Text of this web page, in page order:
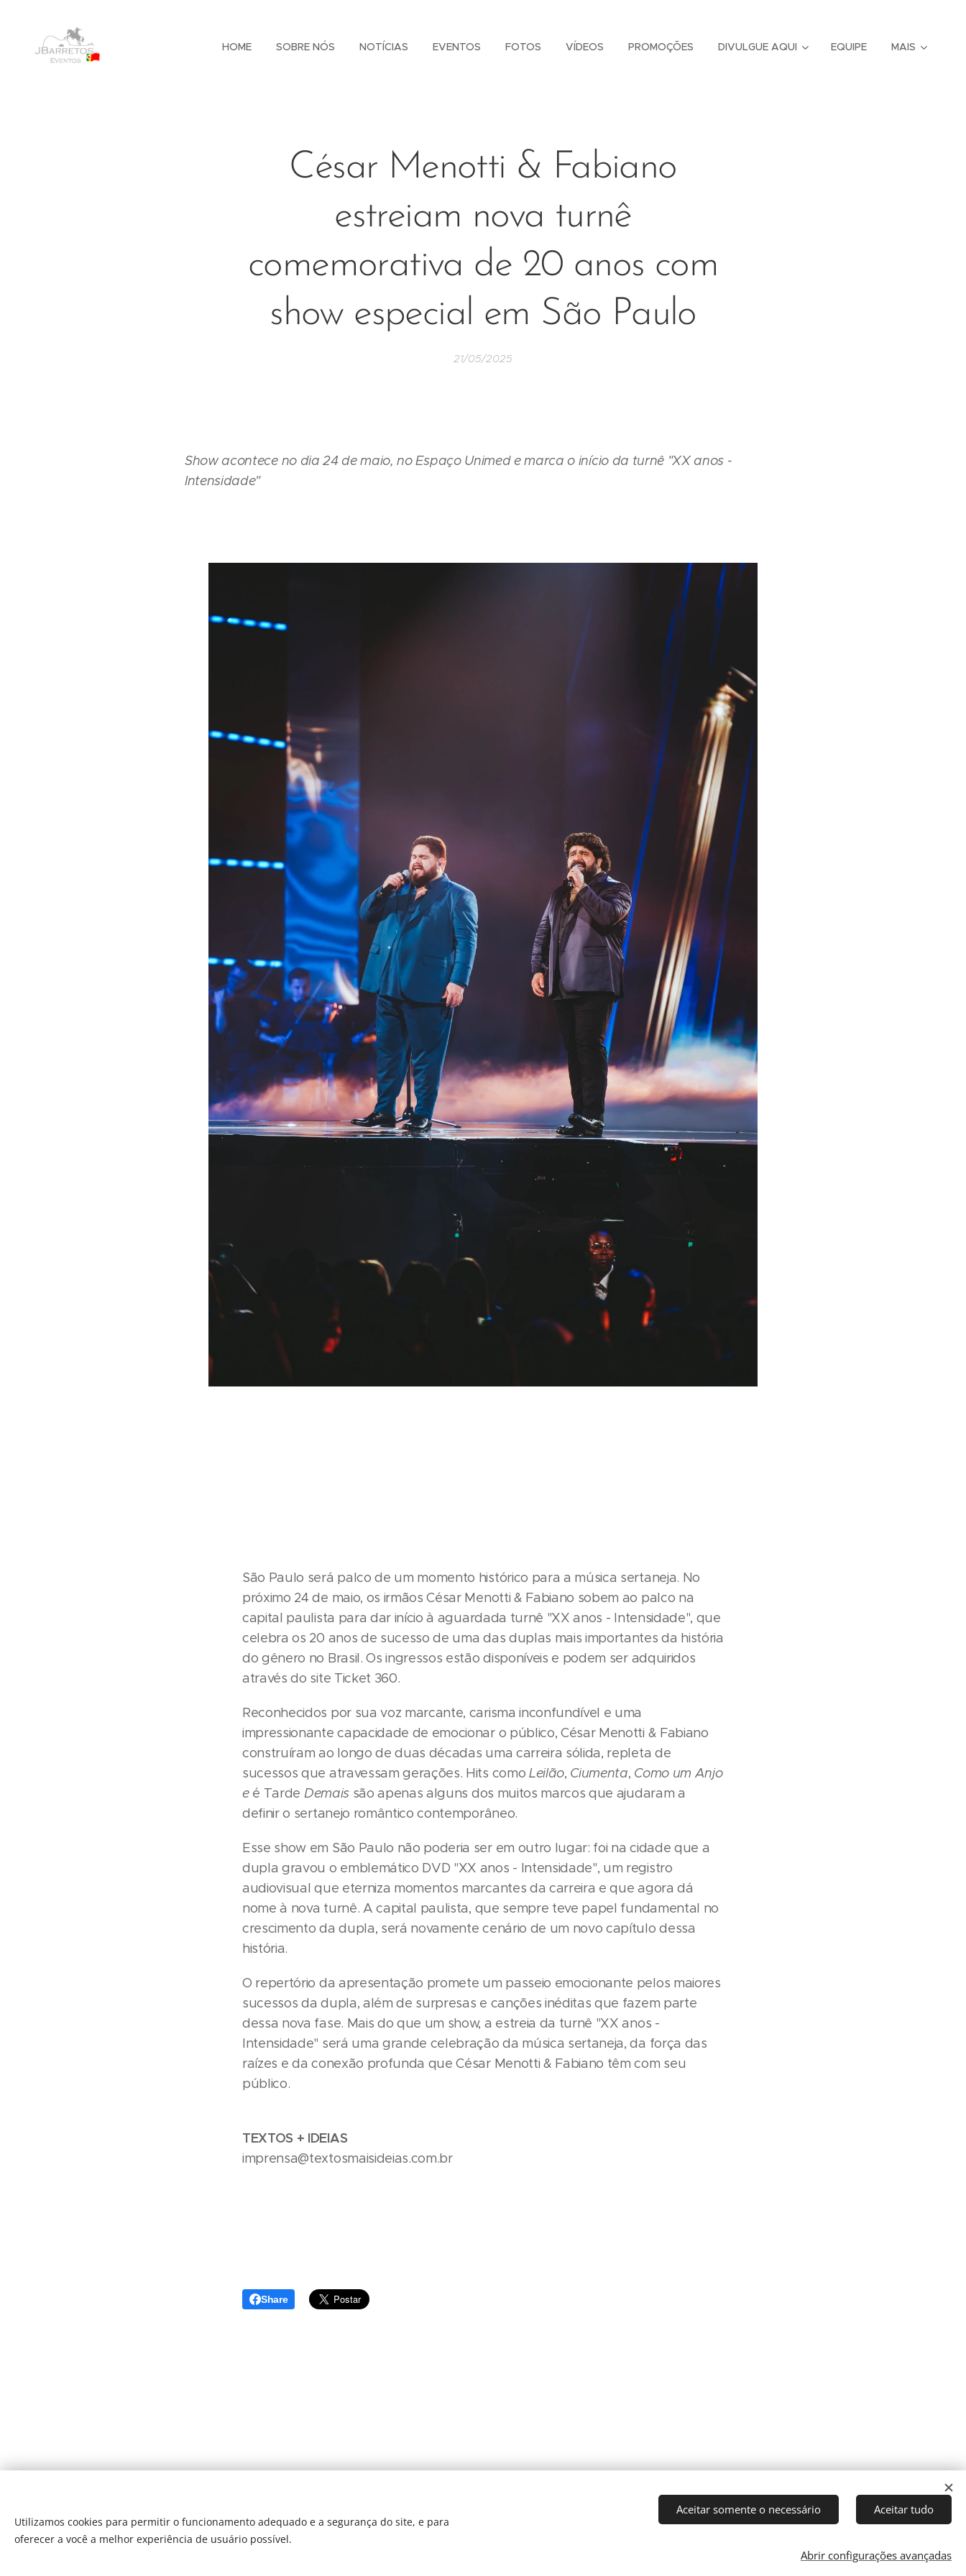
HOME SOBRE NÓS NOTÍCIAS EVENTOS FOTOS VÍDEOS PROMOÇÕES DIVULGUE AQUI EQUIPE MAIS
César Menotti & Fabiano
estreiam nova turnê
comemorativa de 20 anos com
show especial em São Paulo
21/05/2025
Show acontece no dia 24 de maio, no Espaço Unimed e marca o início da turnê "XX anos -
Intensidade"
São Paulo será palco de um momento histórico para a música sertaneja. No
próximo 24 de maio, os irmãos César Menotti & Fabiano sobem ao palco na
capital paulista para dar início à aguardada turnê "XX anos - Intensidade", que
celebra os 20 anos de sucesso de uma das duplas mais importantes da história
do gênero no Brasil. Os ingressos estão disponíveis e podem ser adquiridos
através do site Ticket 360.
Reconhecidos por sua voz marcante, carisma inconfundível e uma
impressionante capacidade de emocionar o público, César Menotti & Fabiano
construíram ao longo de duas décadas uma carreira sólida, repleta de
sucessos que atravessam gerações. Hits como Leilão, Ciumenta, Como um Anjo
eé Tarde Demaissão apenas alguns dos muitos marcos que ajudaram a
definir o sertanejo romântico contemporâneo.
Esse show em São Paulo não poderia ser em outro lugar: foi na cidade que a
dupla gravou o emblemático DVD "XX anos - Intensidade", um registro
audiovisual que eterniza momentos marcantes da carreira e que agora dá
nome à nova turnê. A capital paulista, que sempre teve papel fundamental no
crescimento da dupla, será novamente cenário de um novo capítulo dessa
história.
O repertório da apresentação promete um passeio emocionante pelos maiores
sucessos da dupla, além de surpresas e canções inéditas que fazem parte
dessa nova fase. Mais do que um show, a estreia da turnê "XX anos -
Intensidade" será uma grande celebração da música sertaneja, da força das
raízes e da conexão profunda que César Menotti & Fabiano têm com seu
público.
TEXTOS + IDEIAS
imprensa@textosmaisideias.com.br
Share
Desenvolvido por
Utilizamos cookies para permitir o funcionamento adequado e a segurança do site, e para
oferecer a você a melhor experiência de usuário possível.
Aceitar somente o necessário Aceitar tudo
Abrir configurações avançadas